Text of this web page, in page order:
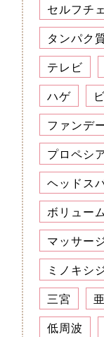
セルフチ
タンパク
テレビ
ハゲ
ファンデ
プロペシ
ヘッドス
ボリュー
マッサー
ミノキシ
三宮
低周波